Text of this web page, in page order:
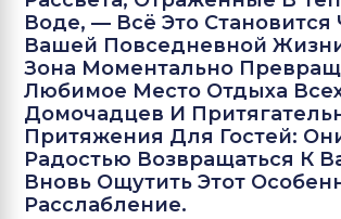
Воде, — Всё Это Становится
Вашей Повседневной
Зона Моментально
Любимое Место Отдыха
Домочадцев И
Притяжения Для Гостей:
Радостью Возвращаться К
Вновь Ощутить Этот
Расслабление.